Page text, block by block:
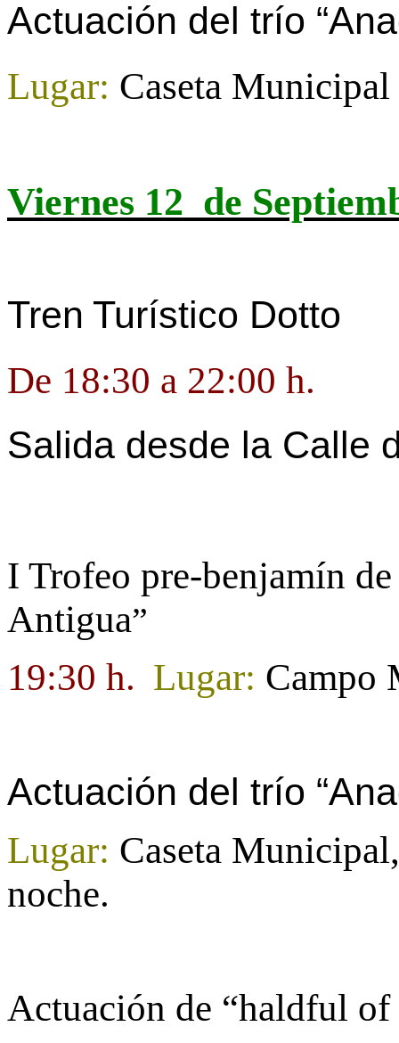
Actuación del trío
Lugar: Caseta Municipal
Viernes 12 de
Tren Turístico Dotto
De 18:30 a 22:00 h.
Salida desde la Calle
I Trofeo pre-benjamín
Antigua”
19:30 h. Lugar: Campo
Actuación del trío
Lugar: Caseta
noche.
Actuación de “haldful of